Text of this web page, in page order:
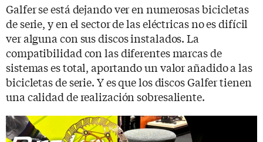
Galfer se está dejando ver en numerosas bicicletas
de serie, y en el sector de las eléctricas no es difícil
ver alguna con sus discos instalados. La
compatibilidad con las diferentes marcas de
sistemas es total, aportando un valor añadido a las
bicicletas de serie. Y es que los discos Galfer tienen
una calidad de realización sobresaliente.